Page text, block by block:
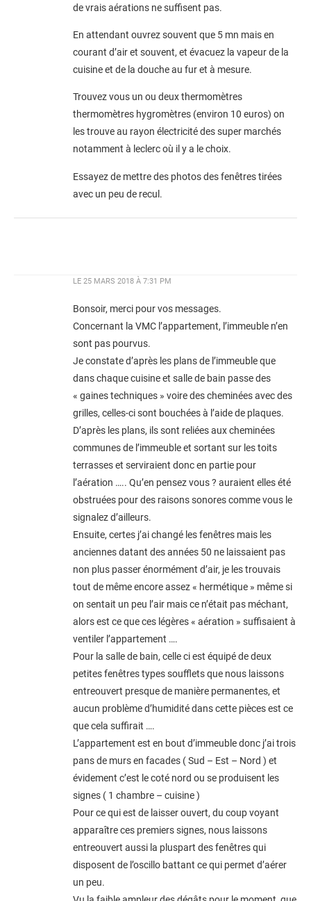
de vrais aérations ne suffisent pas.
En attendant ouvrez souvent que 5 mn mais en
courant d’air et souvent, et évacuez la vapeur de la
cuisine et de la douche au fur et à mesure.
Trouvez vous un ou deux thermomètres
thermomètres hygromètres (environ 10 euros) on
les trouve au rayon électricité des super marchés
notamment à leclerc où il y a le choix.
Essayez de mettre des photos des fenêtres tirées
avec un peu de recul.
LE 25 MARS 2018 À 7:31 PM
Bonsoir, merci pour vos messages.
Concernant la VMC l’appartement, l’immeuble n’en
sont pas pourvus.
Je constate d’après les plans de l’immeuble que
dans chaque cuisine et salle de bain passe des
« gaines techniques » voire des cheminées avec des
grilles, celles-ci sont bouchées à l’aide de plaques.
D’après les plans, ils sont reliées aux cheminées
communes de l’immeuble et sortant sur les toits
terrasses et serviraient donc en partie pour
l’aération ….. Qu’en pensez vous ? auraient elles été
obstruées pour des raisons sonores comme vous le
signalez d’ailleurs.
Ensuite, certes j’ai changé les fenêtres mais les
anciennes datant des années 50 ne laissaient pas
non plus passer énormément d’air, je les trouvais
tout de même encore assez « hermétique » même si
on sentait un peu l’air mais ce n’était pas méchant,
alors est ce que ces légères « aération » suffisaient à
ventiler l’appartement ….
Pour la salle de bain, celle ci est équipé de deux
petites fenêtres types soufflets que nous laissons
entreouvert presque de manière permanentes, et
aucun problème d’humidité dans cette pièces est ce
que cela suffirait ….
L’appartement est en bout d’immeuble donc j’ai trois
pans de murs en facades ( Sud – Est – Nord ) et
évidement c’est le coté nord ou se produisent les
signes ( 1 chambre – cuisine )
Pour ce qui est de laisser ouvert, du coup voyant
apparaître ces premiers signes, nous laissons
entreouvert aussi la pluspart des fenêtres qui
disposent de l’oscillo battant ce qui permet d’aérer
un peu.